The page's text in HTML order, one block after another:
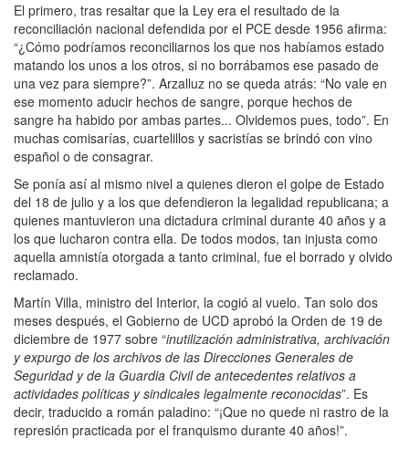
El primero, tras resaltar que la Ley era el resultado de la
reconciliación nacional defendida por el PCE desde 1956 afirma:
“¿Cómo podríamos reconciliarnos los que nos habíamos estado
matando los unos a los otros, si no borrábamos ese pasado de
una vez para siempre?”. Arzalluz no se queda atrás: “No vale en
ese momento aducir hechos de sangre, porque hechos de
sangre ha habido por ambas partes... Olvidemos pues, todo”. En
muchas comisarías, cuartelillos y sacristías se brindó con vino
español o de consagrar.
Se ponía así al mismo nivel a quienes dieron el golpe de Estado
del 18 de julio y a los que defendieron la legalidad republicana; a
quienes mantuvieron una dictadura criminal durante 40 años y a
los que lucharon contra ella. De todos modos, tan injusta como
aquella amnistía otorgada a tanto criminal, fue el borrado y olvido
reclamado.
Martín Villa, ministro del Interior, la cogió al vuelo. Tan solo dos
meses después, el Gobierno de UCD aprobó la Orden de 19 de
diciembre de 1977 sobre “inutilización administrativa, archivación
y expurgo de los archivos de las Direcciones Generales de
Seguridad y de la Guardia Civil de antecedentes relativos a
actividades políticas y sindicales legalmente reconocidas”. Es
decir, traducido a román paladino: “¡Que no quede ni rastro de la
represión practicada por el franquismo durante 40 años!”.